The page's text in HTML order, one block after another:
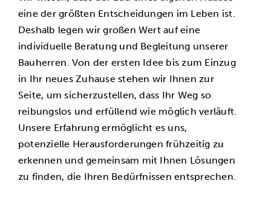
eine der größten Entscheidungen im Leben ist.
Deshalb legen wir großen Wert auf eine
individuelle Beratung und Begleitung unserer
Bauherren. Von der ersten Idee bis zum Einzug
in Ihr neues Zuhause stehen wir Ihnen zur
Seite, um sicherzustellen, dass Ihr Weg so
reibungslos und erfüllend wie möglich verläuft.
Unsere Erfahrung ermöglicht es uns,
potenzielle Herausforderungen frühzeitig zu
erkennen und gemeinsam mit Ihnen Lösungen
zu finden, die Ihren Bedürfnissen entsprechen.